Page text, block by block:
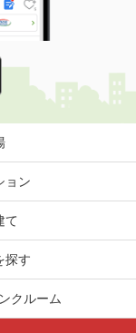
ョン
て
探す
クルーム